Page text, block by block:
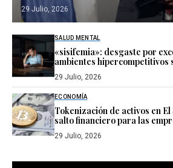
29 Julio, 2026
SALUD MENTAL
«sisifemia»: desgaste por
ambientes hipercompetitivos
29 Julio, 2026
ECONOMÍA
Tokenización de activos en El
salto financiero para las
29 Julio, 2026